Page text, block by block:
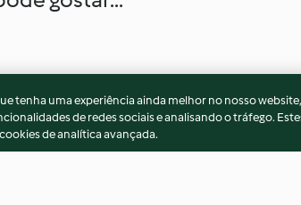
tenha uma experiência ainda melhor no nosso
de redes sociais e analisando o tráfego.
de analítica avançada.